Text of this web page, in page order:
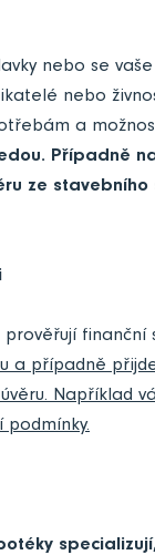
nebo se
nebo
a
Případně
ze
a případně
Například